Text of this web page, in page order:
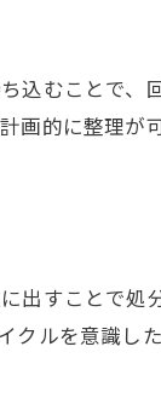
込むことで、
画的に整理が
出すことで処
クルを意識し